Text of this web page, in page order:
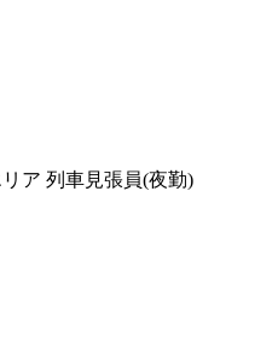
ア 列車見張員(夜勤)